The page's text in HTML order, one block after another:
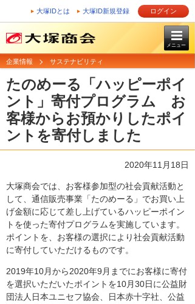
大塚IDとは 大塚ID新規登録 ログイン
メニュー
企業情報 サステナビリティ
たのめーる「ハッピーポイ
ント」寄付プログラム お
客様からお預かりしたポイ
ントを寄付しました
2020年11月18日
大塚商会では、お客様参加型の社会貢献活動と
して、通信販売事業「たのめーる」でお買い上
げ金額に応じて差し上げているハッピーポイン
トを使った寄付プログラムを実施しています。
ポイントを、お客様の選択により社会貢献活動
に寄付していただけるものです。
2019年10月から2020年9月までにお客様に寄付
を選択いただいたポイントを10月30日に公益財
団法人日本ユニセフ協会、日本赤十字社、公益